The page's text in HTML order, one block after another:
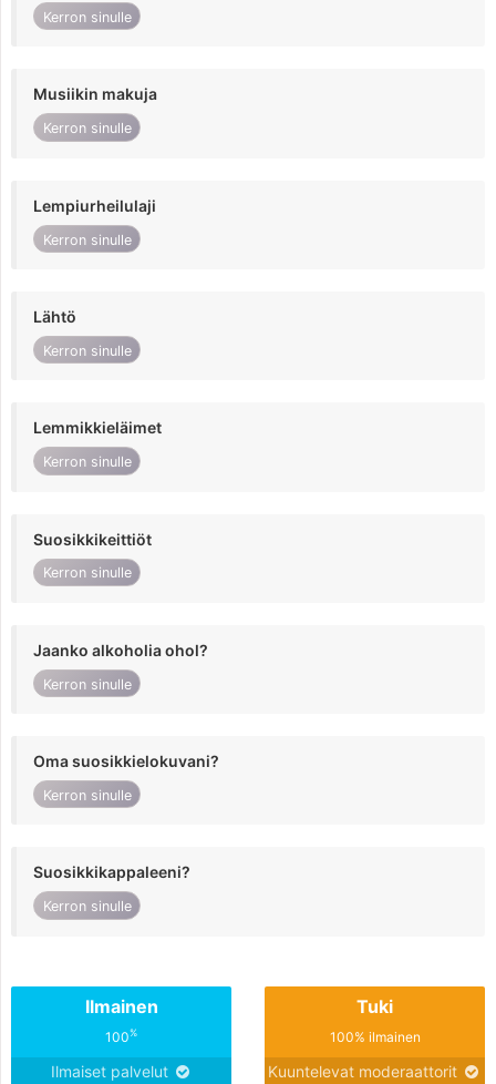
Kerron sinulle
Musiikin makuja
Kerron sinulle
Lempiurheilulaji
Kerron sinulle
Lähtö
Kerron sinulle
Lemmikkieläimet
Kerron sinulle
Suosikkikeittiöt
Kerron sinulle
Jaanko alkoholia ohol?
Kerron sinulle
Oma suosikkielokuvani?
Kerron sinulle
Suosikkikappaleeni?
Kerron sinulle
Ilmainen
100%
Ilmaiset palvelut
Tuki
100% ilmainen
Kuuntelevat moderaattorit